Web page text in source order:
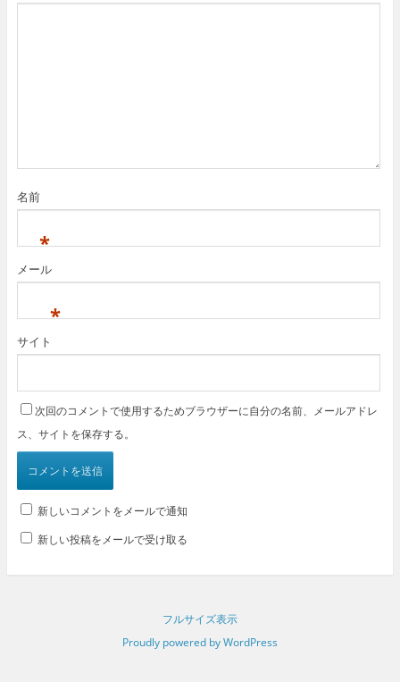
名前
*
メール
*
サイト
次回のコメントで使用するためブラウザーに自分の名前、メールアドレ
ス、サイトを保存する。
新しいコメントをメールで通知
新しい投稿をメールで受け取る
フルサイズ表示
Proudly powered by WordPress